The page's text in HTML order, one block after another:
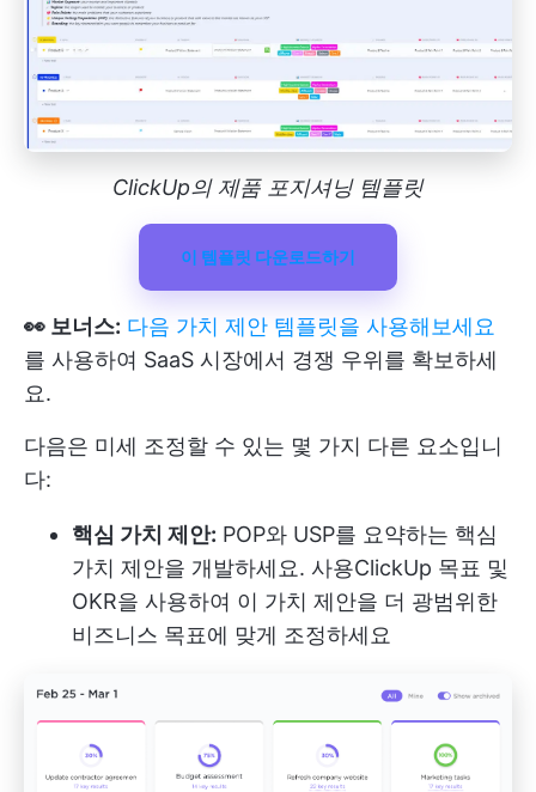
ClickUp의 제품 포지셔닝 템플릿
이 템플릿 다운로드하기
👀 보너스: 다음 가치 제안 템플릿을 사용해보세요
를 사용하여 SaaS 시장에서 경쟁 우위를 확보하세
요.
다음은 미세 조정할 수 있는 몇 가지 다른 요소입니
다:
핵심 가치 제안: POP와 USP를 요약하는 핵심
가치 제안을 개발하세요. 사용ClickUp 목표 및
OKR을 사용하여 이 가치 제안을 더 광범위한
비즈니스 목표에 맞게 조정하세요